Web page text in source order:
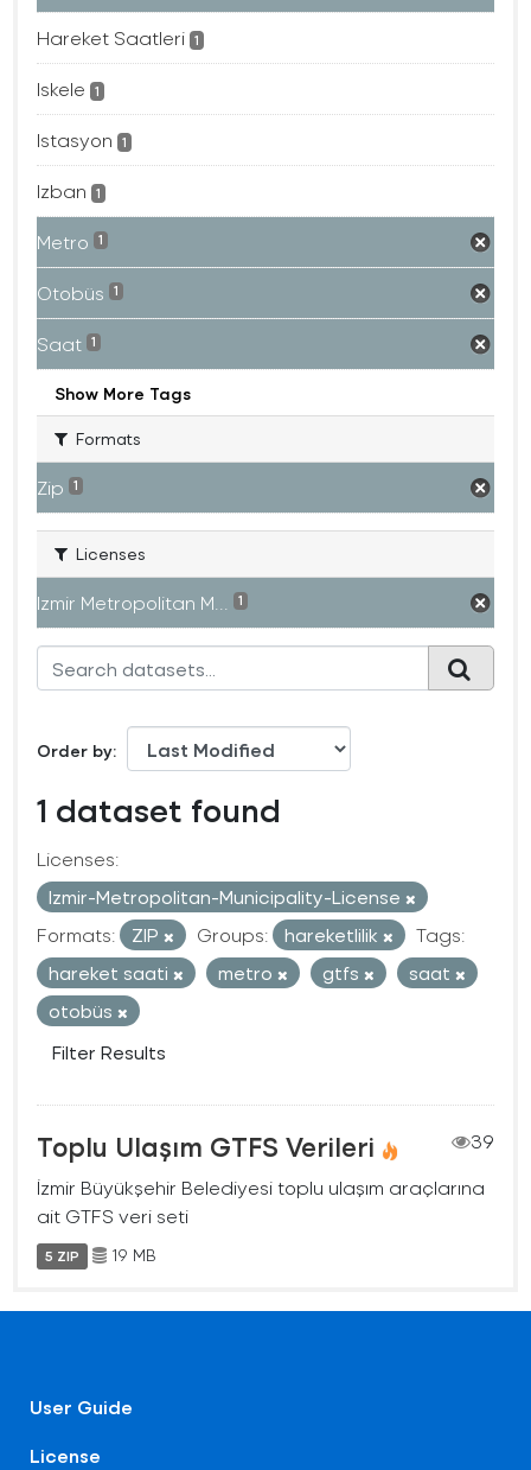
Hareket Saatleri 1
Iskele 1
Istasyon 1
Izban 1
Metro 1
Otobüs 1
Saat 1
Show More Tags
Formats
Zip 1
Licenses
Izmir Metropolitan M... 1
Order by
1 dataset found
Licenses:
Izmir-Metropolitan-Municipality-License
Formats:
ZIP Groups: hareketlilik
Tags:
hareket saati
metro gtfs
saat
otobüs
Filter Results
Toplu Ulaşım GTFS Verileri
39
İzmir Büyükşehir Belediyesi toplu ulaşım araçlarına
ait GTFS veri seti
5 ZIP 19 MB
User Guide
License